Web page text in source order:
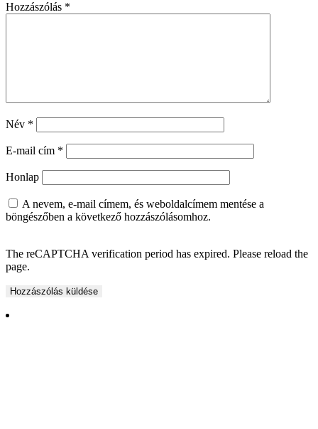
Hozzászólás *
Név *
E-mail cím *
Honlap
A nevem, e-mail címem, és weboldalcímem mentése a
böngészőben a következő hozzászólásomhoz.
The reCAPTCHA verification period has expired. Please reload the
page.